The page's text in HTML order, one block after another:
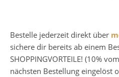
Bestelle jederzeit direkt über
sichere dir bereits ab einem
SHOPPINGVORTEILE! (10%
nächsten Bestellung eingelöst